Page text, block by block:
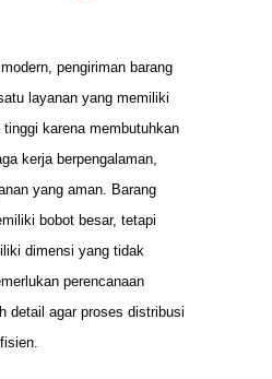
pengiriman barang
layanan yang memiliki
karena membutuhkan
kerja berpengalaman,
yang aman. Barang
bobot besar, tetapi
dimensi yang tidak
perencanaan
detail agar proses distribusi